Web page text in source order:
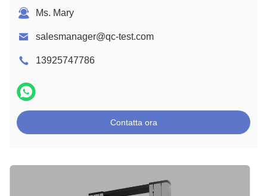
Ms. Mary
salesmanager@qc-test.com
13925747786
Contatta ora